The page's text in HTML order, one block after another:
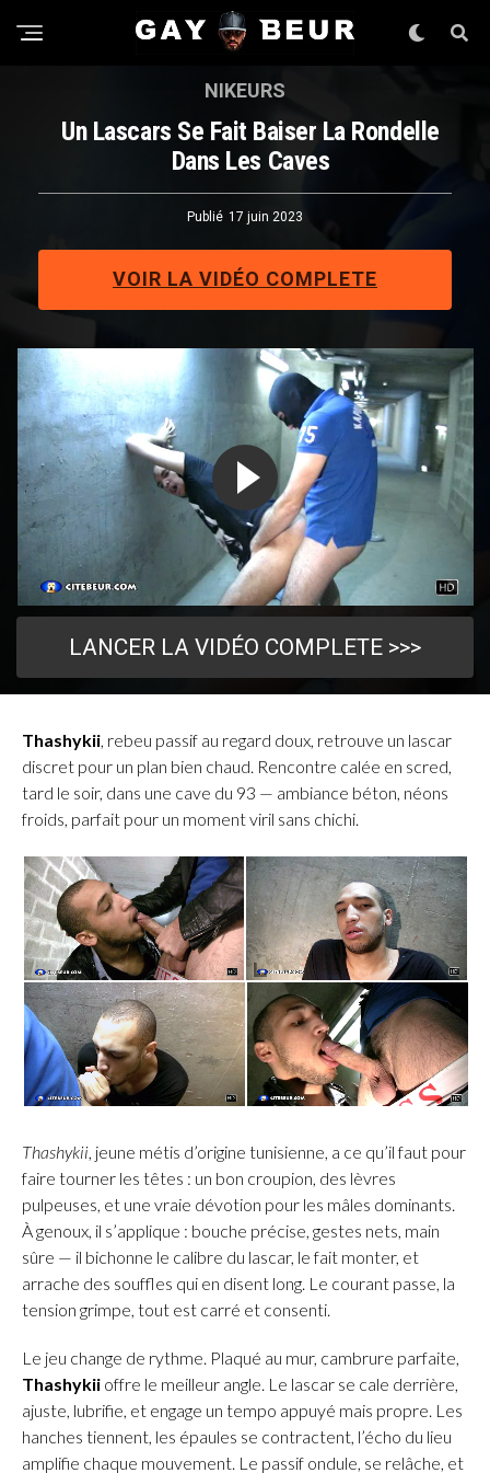
LANCER LA VIDÉO COMPLETE >>>
NIKEURS
Un Lascars Se Fait Baiser La Rondelle
Dans Les Caves
Publié 17 juin 2023
VOIR LA VIDÉO COMPLETE
Thashykii, rebeu passif au regard doux, retrouve un lascar
discret pour un plan bien chaud. Rencontre calée en scred,
tard le soir, dans une cave du 93 — ambiance béton, néons
froids, parfait pour un moment viril sans chichi.
Thashykii, jeune métis d’origine tunisienne, a ce qu’il faut pour
faire tourner les têtes : un bon croupion, des lèvres
pulpeuses, et une vraie dévotion pour les mâles dominants.
À genoux, il s’applique : bouche précise, gestes nets, main
sûre — il bichonne le calibre du lascar, le fait monter, et
arrache des souffles qui en disent long. Le courant passe, la
tension grimpe, tout est carré et consenti.
Le jeu change de rythme. Plaqué au mur, cambrure parfaite,
Thashykii offre le meilleur angle. Le lascar se cale derrière,
ajuste, lubrifie, et engage un tempo appuyé mais propre. Les
hanches tiennent, les épaules se contractent, l’écho du lieu
amplifie chaque mouvement. Le passif ondule, se relâche, et